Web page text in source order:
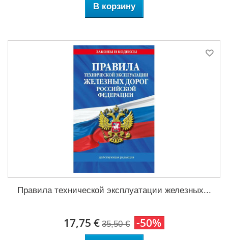
В корзину
Правила технической эксплуатации железных...
17,75 € 35,50 € -50%